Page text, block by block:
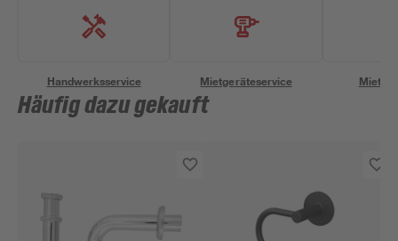
Handwerksservice Mietgeräteservice
Häufig dazu gekauft